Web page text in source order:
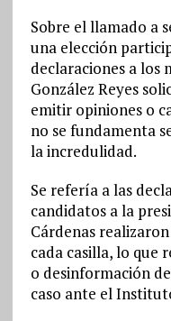
Sobre el llamado a
una elección
declaraciones a los
González Reyes
emitir opiniones o
no se fundamenta
la incredulidad.
Se refería a las
candidatos a la
Cárdenas
cada casilla, lo que
o desinformación
caso ante el